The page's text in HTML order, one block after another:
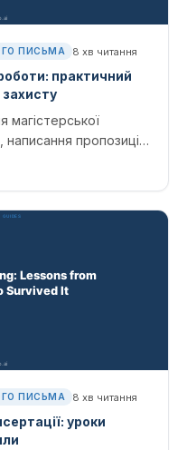
ПИСЬМА 8 хв читання
практичний
захисту
магістерської
пропозицій,
100-сторінкового
ПИСЬМА 8 хв читання
уроки